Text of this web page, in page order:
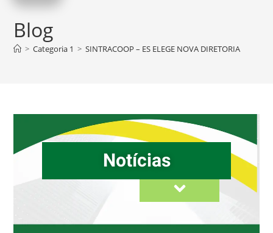
Blog
> Categoria 1 > SINTRACOOP – ES ELEGE NOVA DIRETORIA
Notícias